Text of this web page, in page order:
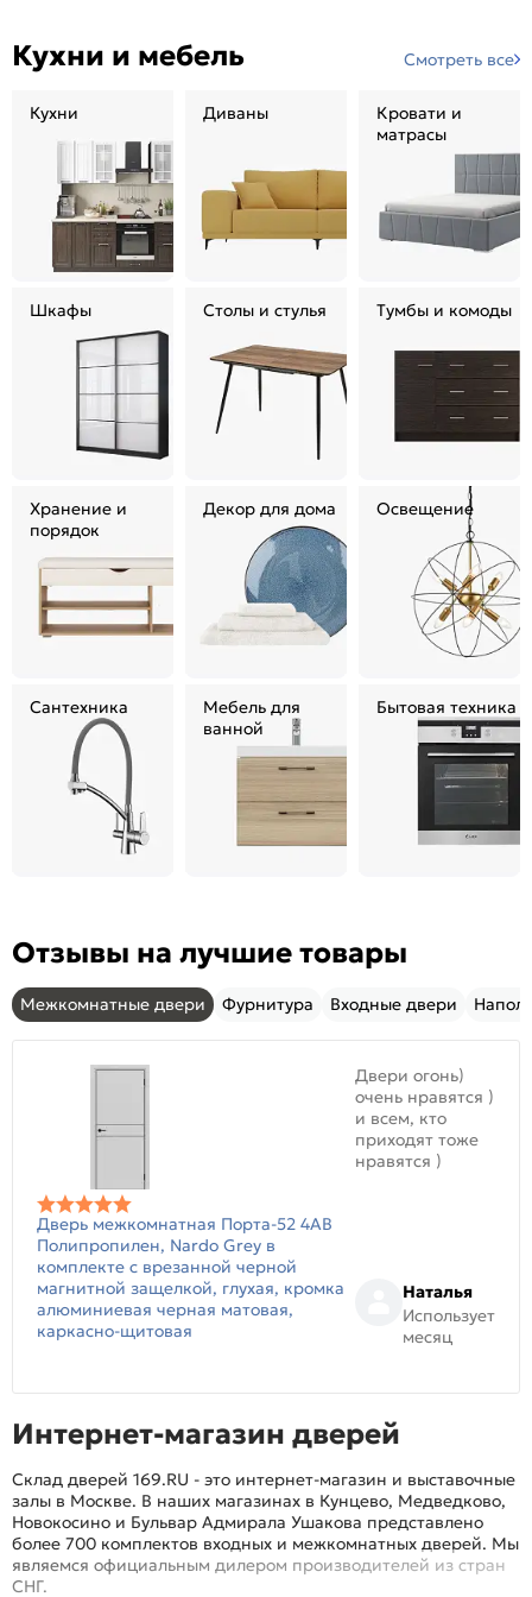
Кухни и мебель Смотреть все
Кухни Диваны
Кровати и
матрасы
Шкафы Столы и стулья Тумбы и комоды
Хранение и
порядок
Декор для дома Освещение
Сантехника
Мебель для
ванной
Бытовая техника
Отзывы на лучшие товары
Межкомнатные двери Фурнитура Входные двери
Дверь межкомнатная Порта-52 4AB
Полипропилен, Nardo Grey в
комплекте с врезанной черной
магнитной защелкой, глухая, кромка
алюминиевая черная матовая,
каркасно-щитовая
Двери огонь)
очень нравятся )
и всем, кто
приходят тоже
нравятся )
Наталья
Использует
месяц
Интернет-магазин дверей
Склад дверей 169.RU - это интернет-магазин и выставочные
залы в Москве. В наших магазинах в Кунцево, Медведково,
Новокосино и Бульвар Адмирала Ушакова представлено
более 700 комплектов входных и межкомнатных дверей. Мы
являемся официальным дилером производителей из стран
СНГ.